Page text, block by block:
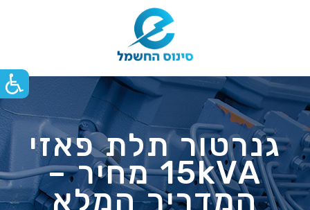
גנרטור תלת פאזי
15kVA מחיר –
המדריך המלא